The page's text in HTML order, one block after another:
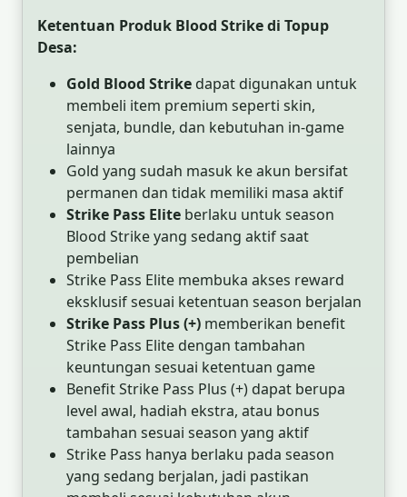
Ketentuan Produk Blood Strike di Topup
Desa:
Gold Blood Strike dapat digunakan untuk
membeli item premium seperti skin,
senjata, bundle, dan kebutuhan in-game
lainnya
Gold yang sudah masuk ke akun bersifat
permanen dan tidak memiliki masa aktif
Strike Pass Elite berlaku untuk season
Blood Strike yang sedang aktif saat
pembelian
Strike Pass Elite membuka akses reward
eksklusif sesuai ketentuan season berjalan
Strike Pass Plus (+) memberikan benefit
Strike Pass Elite dengan tambahan
keuntungan sesuai ketentuan game
Benefit Strike Pass Plus (+) dapat berupa
level awal, hadiah ekstra, atau bonus
tambahan sesuai season yang aktif
Strike Pass hanya berlaku pada season
yang sedang berjalan, jadi pastikan